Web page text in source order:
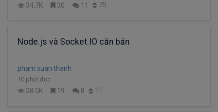
34.7K 30 11 75
Node.js và Socket.IO căn bản
pham xuan thanh
10 phút đọc
28.0K 19 8 11